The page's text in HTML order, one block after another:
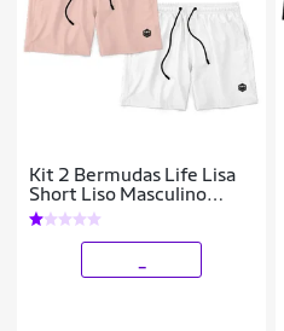
Kit 2 Bermudas Life Lisa
Short Liso Masculino
Básico Mauricinho Tactel
- Rosa+Branco